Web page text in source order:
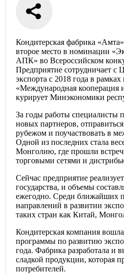
Кондитерская фабрика
второе место в номинации
АПК» во Всероссийском
Предприятие сотрудничает с
экспорта с 2018 года в рамках
«Международная кооперация
курирует Минэкономики
За годы работы специалисты
новых партнеров,
рубежом и поучаствовать в
Одной из последних стала
Монголию, где прошли
торговыми сетями и
Сейчас предприятие
государства, и объемы
ежегодно. Среди ближайших
направлений в развитии
таких стран как Китай,
Кондитерская компания
программы по развитию
года. Фабрика разработала и
сладкой продукции, которая
потребителей.